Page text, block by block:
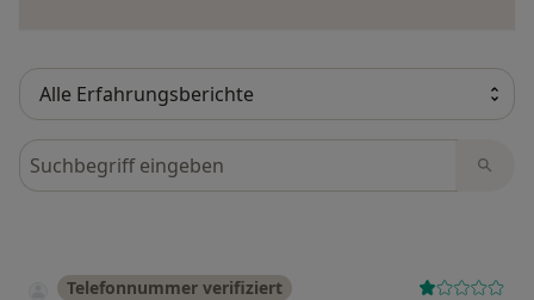
Bewertungen durchsuchen
Telefonnummer verifiziert